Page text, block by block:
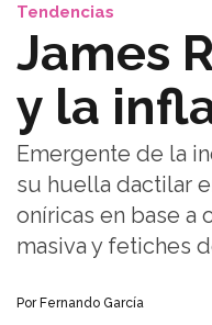
Tendencias
James
y la
Emergente de la
su huella dactilar
oníricas en base
masiva y fetiches
Por Fernando García